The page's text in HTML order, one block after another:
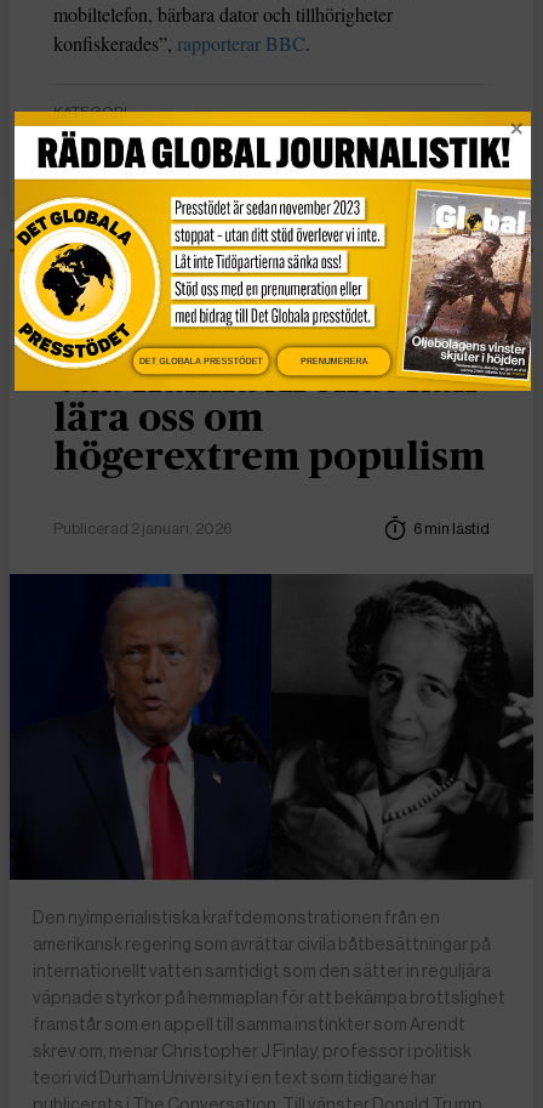
mobiltelefon, bärbara dator och tillhörigheter
konfiskerades”, rapporterar BBC.
KATEGORI
Nyheter
Essä
Vad Hanna Arendt kan
lära oss om
högerextrem populism
Publicerad 2 januari, 2026 6 min lästid
Den nyimperialistiska kraftdemonstrationen från en
amerikansk regering som avrättar civila båtbesättningar på
internationellt vatten samtidigt som den sätter in reguljära
väpnade styrkor på hemmaplan för att bekämpa brottslighet
framstår som en appell till samma instinkter som Arendt
skrev om, menar Christopher J Finlay, professor i politisk
teori vid Durham University i en text som tidigare har
publicerats i The Conversation. Till vänster Donald Trump,
DET GLOBALA PRESSTÖDET PRENUMERERA